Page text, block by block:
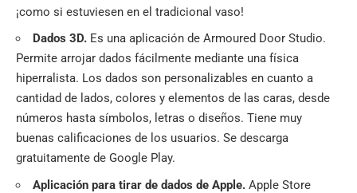
¡como si estuviesen en el tradicional vaso!
Dados 3D. Es una aplicación de Armoured Door Studio.
Permite arrojar dados fácilmente mediante una física
hiperralista. Los dados son personalizables en cuanto a
cantidad de lados, colores y elementos de las caras, desde
números hasta símbolos, letras o diseños. Tiene muy
buenas calificaciones de los usuarios. Se descarga
gratuitamente de Google Play.
Aplicación para tirar de dados de Apple. Apple Store